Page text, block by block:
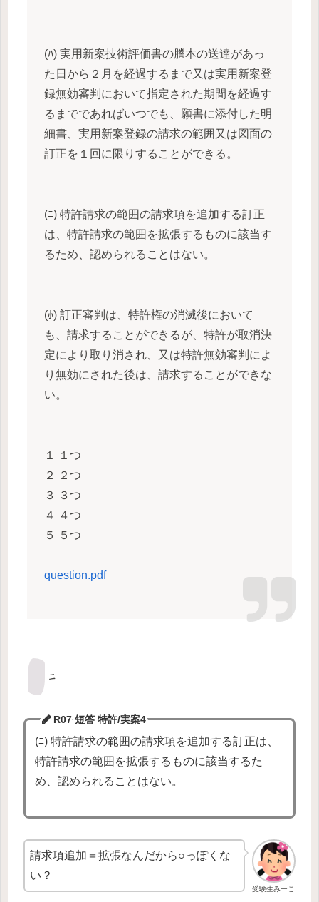
(ﾊ) 実用新案技術評価書の謄本の送達があっ
た日から２月を経過するまで又は実用新案登
録無効審判において指定された期間を経過す
るまでであればいつでも、願書に添付した明
細書、実用新案登録の請求の範囲又は図面の
訂正を１回に限りすることができる。
(ﾆ) 特許請求の範囲の請求項を追加する訂正
は、特許請求の範囲を拡張するものに該当す
るため、認められることはない。
(ﾎ) 訂正審判は、特許権の消滅後において
も、請求することができるが、特許が取消決
定により取り消され、又は特許無効審判によ
り無効にされた後は、請求することができな
い。
１ １つ
２ ２つ
３ ３つ
４ ４つ
５ ５つ
question.pdf
ﾆ
R07 短答 特許/実案4
(ﾆ) 特許請求の範囲の請求項を追加する訂正は、
特許請求の範囲を拡張するものに該当するた
め、認められることはない。
受験生みーこ
請求項追加＝拡張なんだから○っぽくな
い？